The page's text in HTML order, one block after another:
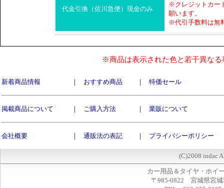
代金引換（佐川急便）現金のみ
※クレジットカー
願います。
※代引手数料は無
※商品は表示された色と若干異な
新着商品情報 ｜ おすすめ商品 ｜ 特価セール
掲載商品について ｜ ご購入方法 ｜ 業販について
会社概要 ｜ 通販法の表記 ｜ プライバシーポリシー
(C)2008 indac
カー用品＆タイヤ・ホイ
〒985-0822 宮城県宮城